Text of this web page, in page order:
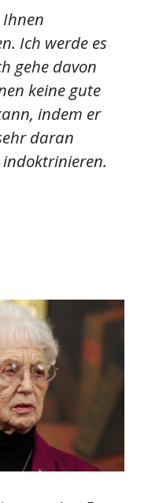
Ich werde es
gehe davon
keine gute
indem er
daran
indoktrinieren.